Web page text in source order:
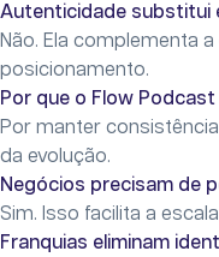
Autenticidade substitui
Não. Ela complementa
posicionamento.
Por que o Flow
Por manter
da evolução.
Negócios precisam de
Sim. Isso facilita a
Franquias eliminam